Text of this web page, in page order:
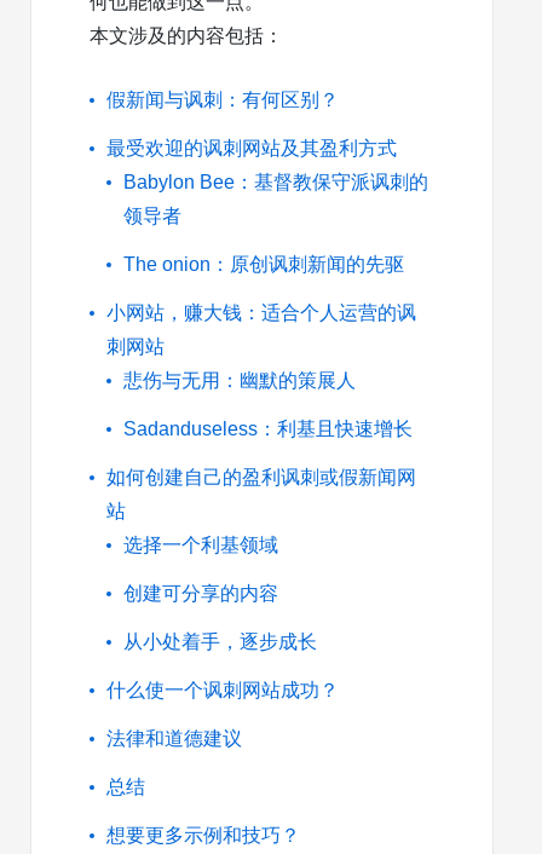
本文涉及的内容包括：
假新闻与讽刺：有何区别？
最受欢迎的讽刺网站及其盈利方式
Babylon Bee：基督教保守派讽刺的
领导者
The onion：原创讽刺新闻的先驱
小网站，赚大钱：适合个人运营的讽
刺网站
悲伤与无用：幽默的策展人
Sadanduseless：利基且快速增长
如何创建自己的盈利讽刺或假新闻网
站
选择一个利基领域
创建可分享的内容
从小处着手，逐步成长
什么使一个讽刺网站成功？
法律和道德建议
总结
想要更多示例和技巧？